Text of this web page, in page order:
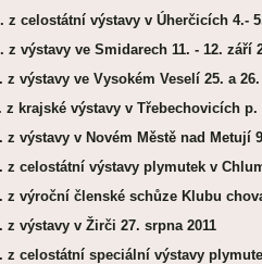
z celostátní výstavy v Úherčicích 4.-
z výstavy ve Smidarech 11. - 12. září
z výstavy ve Vysokém Veselí 25. a
z krajské výstavy v Třebechovicích p.
z výstavy v Novém Městě nad Metují
z celostátní výstavy plymutek v
z výroční členské schůze Klubu
z výstavy v Žirči 27. srpna 2011
z celostátní speciální výstavy